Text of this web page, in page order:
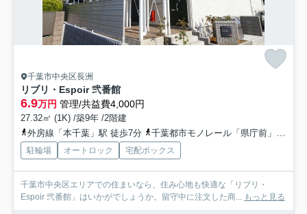
千葉市中央区長洲
リブリ・Espoir 弐番館
6.9万円 管理/共益費4,000円
27.32㎡ (1K) /築9年 /2階建
外房線「本千葉」駅 徒歩7分
千葉都市モノレール「県庁前」駅 徒歩7分
駐輪場 オートロック 宅配ボックス
千葉市中央区エリアでの住まいなら、住み心地も快適な「リブリ・
Espoir 弐番館」はいかがでしょうか。留守中に注文した商... もっと見る